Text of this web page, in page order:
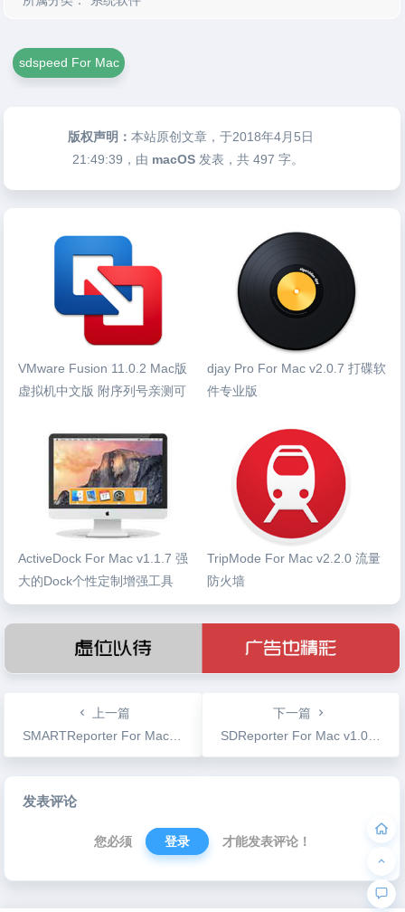
sdspeed For Mac
版权声明：本站原创文章，于2018年4月5日
21:49:39 ，由 macOS 发表，共 497 字。
VMware Fusion 11.0.2 Mac版
虚拟机中文版 附序列号亲测可
djay Pro For Mac v2.0.7 打碟软
件专业版
ActiveDock For Mac v1.1.7 强
大的Dock个性定制增强工具
TripMode For Mac v2.2.0 流量
防火墙
上一篇
SMARTReporter For Mac v3.1.12 硬盘维护工具
下一篇
SDReporter For Mac v1.0.14 SSD硬盘优化大师
发表评论
您必须 登录 才能发表评论！